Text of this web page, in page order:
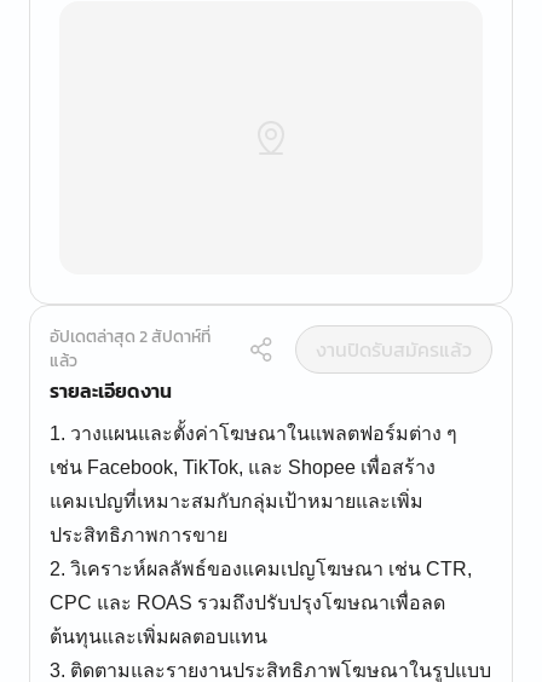
อัปเดตล่าสุด 2 สัปดาห์ที่
แล้ว
งานปิดรับสมัครแล้ว
รายละเอียดงาน
1. วางแผนและตั้งค่าโฆษณาในแพลตฟอร์มต่าง ๆ
เช่น Facebook, TikTok, และ Shopee เพื่อสร้าง
แคมเปญที่เหมาะสมกับกลุ่มเป้าหมายและเพิ่ม
ประสิทธิภาพการขาย
2. วิเคราะห์ผลลัพธ์ของแคมเปญโฆษณา เช่น CTR,
CPC และ ROAS รวมถึงปรับปรุงโฆษณาเพื่อลด
ต้นทุนและเพิ่มผลตอบแทน
3. ติดตามและรายงานประสิทธิภาพโฆษณาในรูปแบบ